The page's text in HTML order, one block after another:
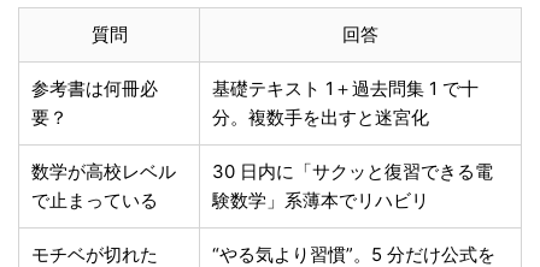
質問 回答
参考書は何冊必
要？
基礎テキスト 1＋過去問集 1 で十
分。複数手を出すと迷宮化
数学が高校レベル
で止まっている
30 日内に「サクッと復習できる電
験数学」系薄本でリハビリ
モチベが切れた
“やる気より習慣”。5 分だけ公式を